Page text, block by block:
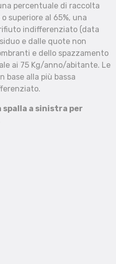
percentuale di raccolta
superiore al 65%, una
indifferenziato (data
e dalle quote non
e dello spazzamento
ai 75 Kg/anno/abitante. Le
base alla più bassa
a sinistra per